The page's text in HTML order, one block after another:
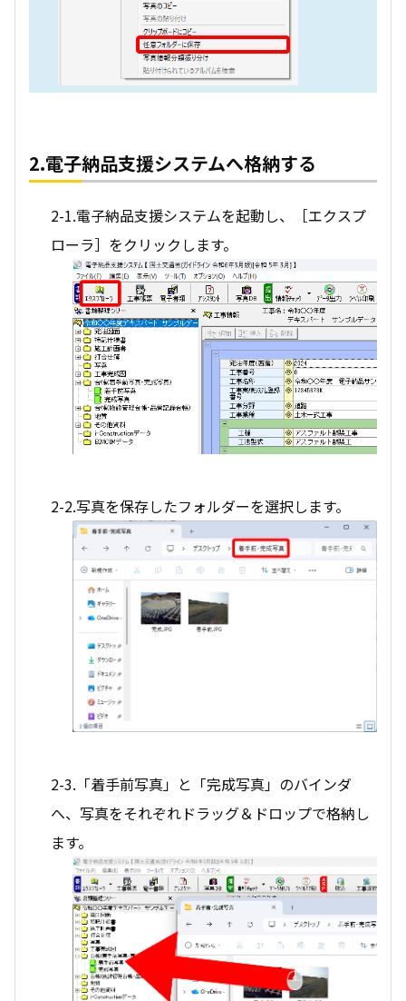
2.電子納品支援システムへ格納する
2-1.電子納品支援システムを起動し、［エクスプ
ローラ］をクリックします。
2-2.写真を保存したフォルダーを選択します。
2-3.「着手前写真」と「完成写真」のバインダ
へ、写真をそれぞれドラッグ＆ドロップで格納し
ます。